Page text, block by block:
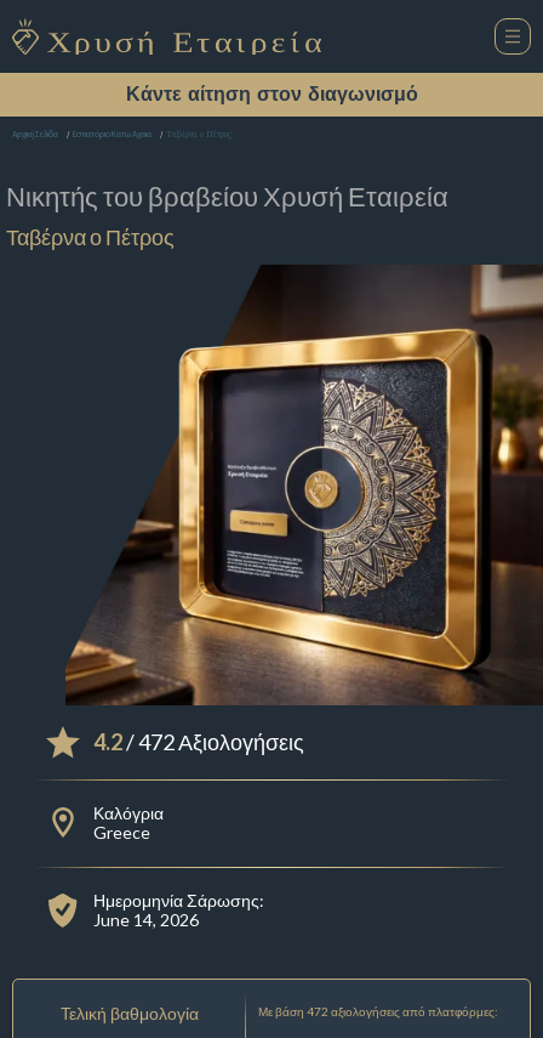
Κάντε αίτηση στον διαγωνισμό
Αρχική Σελίδα Εστιατόριο Κατω Αχαια Ταβέρνα ο Πέτρος
Νικητής του βραβείου Χρυσή Εταιρεία
Ταβέρνα ο Πέτρος
4.2/ 472 Αξιολογήσεις
Καλόγρια
Greece
Ημερομηνία Σάρωσης:
June 14, 2026
Τελική βαθμολογία Με βάση 472 αξιολογήσεις από πλατφόρμες: